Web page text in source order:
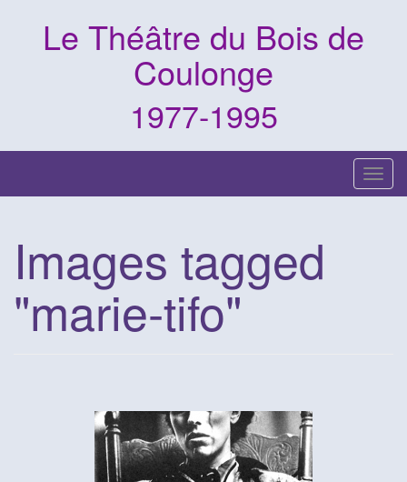
Le Théâtre du Bois de
Coulonge
1977-1995
Images tagged
"marie-tifo"